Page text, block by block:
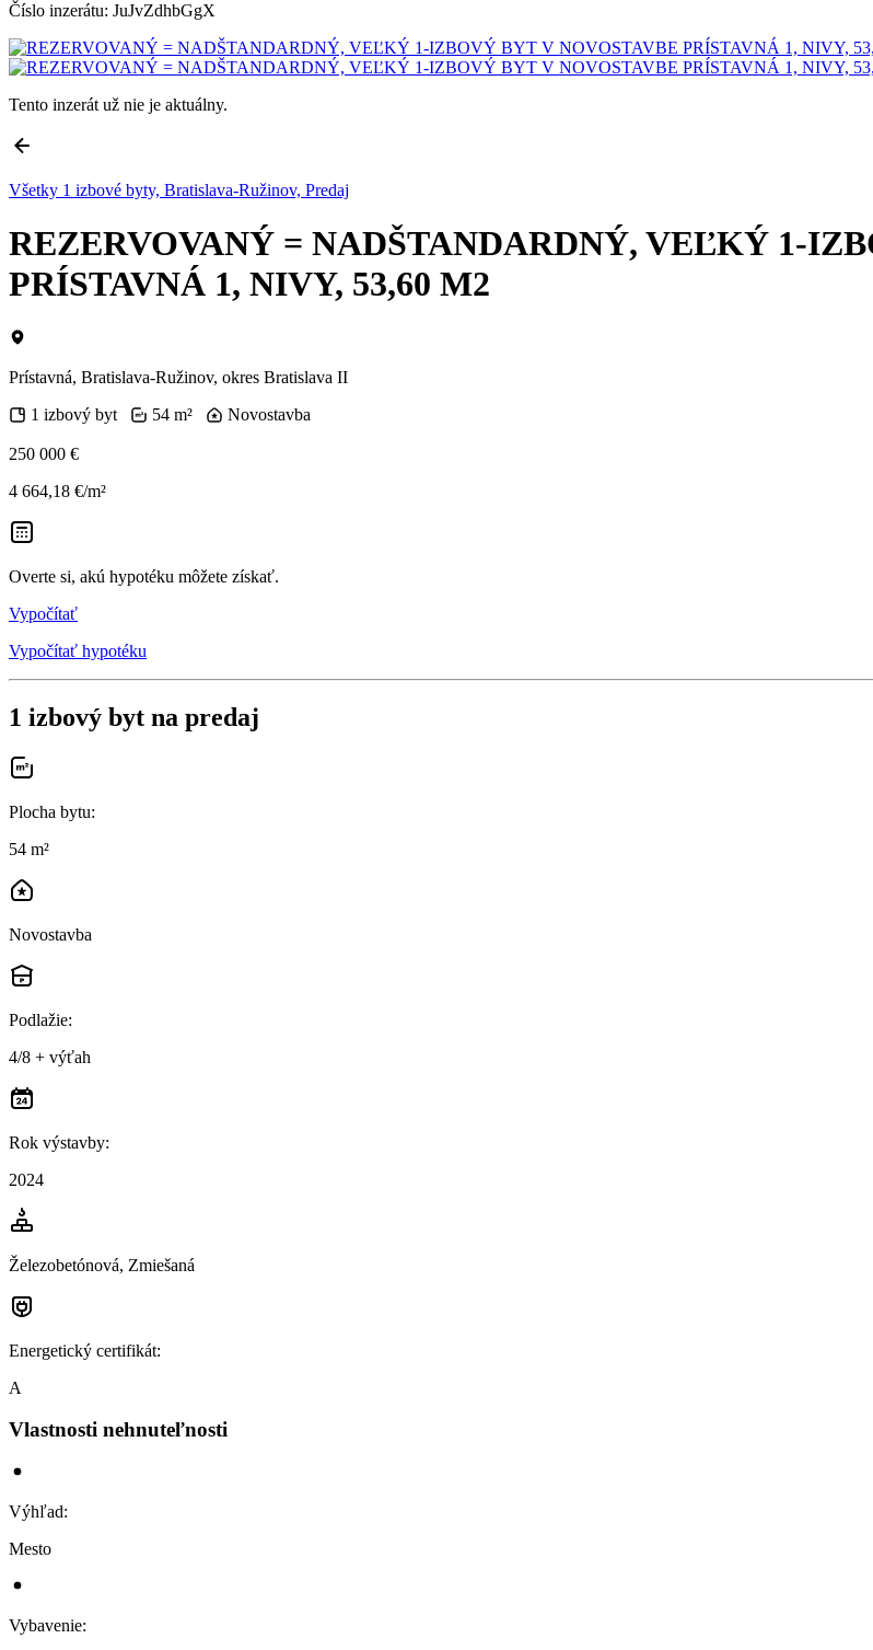
Číslo inzerátu: JuJvZdhbGgX
Tento inzerát už nie je aktuálny.
Všetky 1 izbové byty, Bratislava-Ružinov, Predaj
REZERVOVANÝ = NADŠTANDARDNÝ, VEĽKÝ 1-
PRÍSTAVNÁ 1, NIVY, 53,60 M2
Prístavná, Bratislava-Ružinov, okres Bratislava II
1 izbový byt
54 m² Novostavba
250 000 €
4 664,18 €/m²
Overte si, akú hypotéku môžete získať.
Vypočítať
Vypočítať hypotéku
1 izbový byt na predaj
Plocha bytu:
54 m²
Novostavba
Podlažie:
4/8 + výťah
Rok výstavby:
2024
Železobetónová, Zmiešaná
Energetický certifikát:
A
Vlastnosti nehnuteľnosti
Výhľad:
Mesto
Vybavenie: